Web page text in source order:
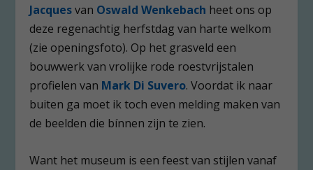
Jacquesvan Oswald Wenkebach heet ons op
deze regenachtig herfstdag van harte welkom
(zie openingsfoto). Op het grasveld een
bouwwerk van vrolijke rode roestvrijstalen
profielen van Mark Di Suvero. Voordat ik naar
buiten ga moet ik toch even melding maken van
de beelden die bínnen zijn te zien.
Want het museum is een feest van stijlen vanaf